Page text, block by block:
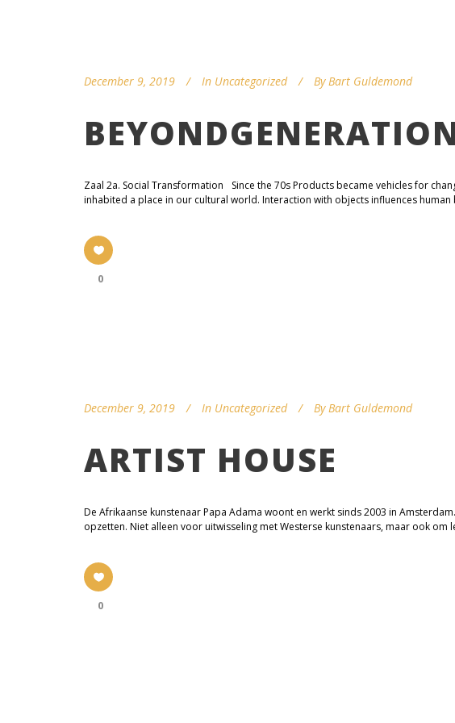
December 9, 2019 In Uncategorized By Bart Guldemond
Zaal 2a. Social Transformation Since the 70s Products became vehicles for
inhabited a place in our cultural world. Interaction with objects influences
0
December 9, 2019 In Uncategorized By Bart Guldemond
ARTIST HOUSE
De Afrikaanse kunstenaar Papa Adama woont en werkt sinds 2003 in
opzetten. Niet alleen voor uitwisseling met Westerse kunstenaars, maar ook
0